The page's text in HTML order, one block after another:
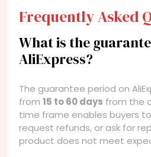
Frequently Asked
What is the
AliExpress?
The guarantee period on
from 15 to 60 days from the
time frame enables buyers
request refunds, or ask for
product does not meet